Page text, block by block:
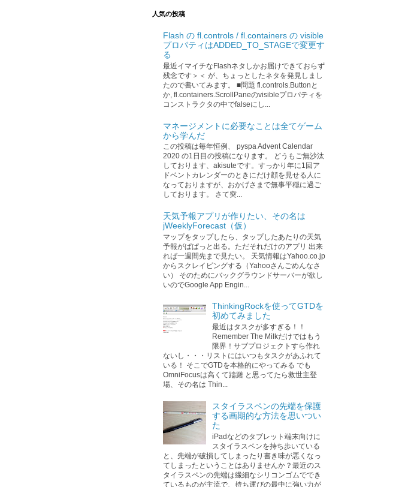
人気の投稿
Flash の fl.controls / fl.containers の visible
プロパティはADDED_TO_STAGEで変更す
る
最近イマイチなFlashネタしかお届けできておらず
残念です＞＜ が、ちょっとしたネタを発見しまし
たので書いてみます。 ■問題 fl.controls.Buttonと
か, fl.containers.ScrollPaneのvisibleプロパティを
コンストラクタの中でfalseにし...
マネージメントに必要なことは全てゲーム
から学んだ
この投稿は毎年恒例、 pyspa Advent Calendar
2020 の1日目の投稿になります。 どうもご無沙汰
しております、akisuteです。すっかり年に1回ア
ドベントカレンダーのときにだけ顔を見せる人に
なっておりますが、おかげさまで無事平穏に過ご
しております。 さて突...
天気予報アプリが作りたい、その名は
jWeeklyForecast（仮）
マップをタップしたら、タップしたあたりの天気
予報がぱぱっと出る。ただそれだけのアプリ 出来
れば一週間先まで見たい。 天気情報はYahoo.co.jp
からスクレイピングする（Yahooさんごめんなさ
い） そのためにバックグラウンドサーバーが欲し
いのでGoogle App Engin...
ThinkingRockを使ってGTDを
初めてみました
最近はタスクが多すぎる！！
Remember The Milkだけではもう
限界！サブプロジェクトすら作れ
ないし・・・リストにはいつもタスクがあふれて
いる！ そこでGTDを本格的にやってみる でも
OmniFocusは高くて躊躇 と思ってたら救世主登
場、その名は Thin...
スタイラスペンの先端を保護
する画期的な方法を思いつい
た
iPadなどのタブレット端末向けに
スタイラスペンを持ち歩いている
と、先端が破損してしまったり書き味が悪くなっ
てしまったということはありませんか？最近のス
タイラスペンの先端は繊細なシリコンゴムででき
ているものが主流で、持ち運びの最中に強い力が